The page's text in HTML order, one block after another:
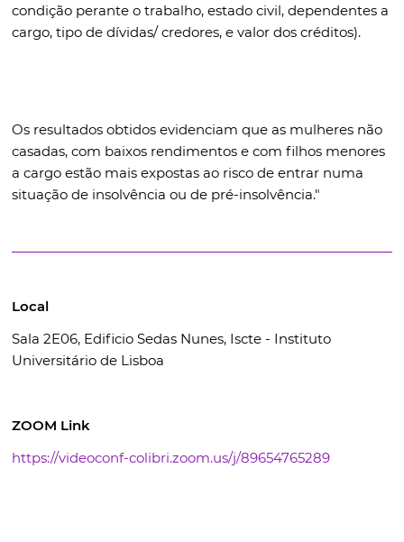
condição perante o trabalho, estado civil, dependentes a
cargo, tipo de dívidas/ credores, e valor dos créditos).
Os resultados obtidos evidenciam que as mulheres não
casadas, com baixos rendimentos e com filhos menores
a cargo estão mais expostas ao risco de entrar numa
situação de insolvência ou de pré-insolvência."
Local
Sala 2E06, Edificio Sedas Nunes, Iscte - Instituto
Universitário de Lisboa
ZOOM Link
https://videoconf-colibri.zoom.us/j/89654765289